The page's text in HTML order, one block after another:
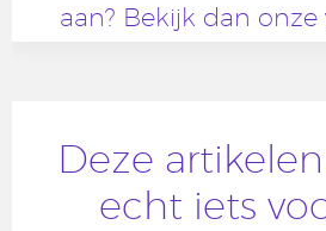
aan? Bekijk dan onze
Deze
echt iets